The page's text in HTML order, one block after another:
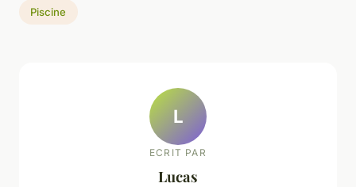
Piscine
L
ECRIT PAR
Lucas